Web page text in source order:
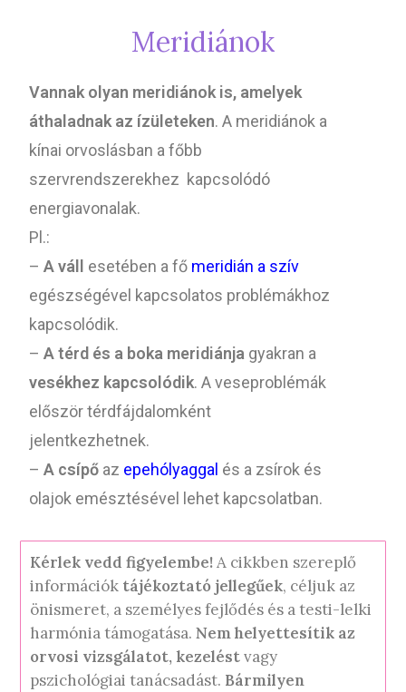
Meridiánok
Vannak olyan meridiánok is, amelyek
áthaladnak az ízületeken. A meridiánok a
kínai orvoslásban a főbb
szervrendszerekhez kapcsolódó
energiavonalak.
Pl.:
–A váll esetében a fő meridián a szív
egészségével kapcsolatos problémákhoz
kapcsolódik.
–A térd és a boka meridiánja gyakran a
vesékhez kapcsolódik. A veseproblémák
először térdfájdalomként
jelentkezhetnek.
–A csípő az epehólyaggal és a zsírok és
olajok emésztésével lehet kapcsolatban.
Kérlek vedd figyelembe!A cikkben szereplő
információk tájékoztató jellegűek, céljuk az
önismeret, a személyes fejlődés és a testi-lelki
harmónia támogatása.Nem helyettesítik az
orvosi vizsgálatot, kezeléstvagy
pszichológiai tanácsadást. Bármilyen